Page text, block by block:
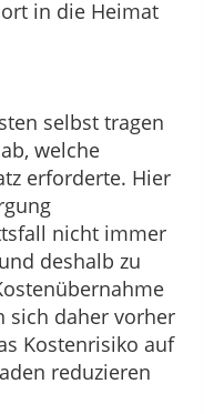
in die Heimat
selbst tragen
welche
erforderte. Hier
nicht immer
deshalb zu
sich daher vorher
Kostenrisiko auf
reduzieren